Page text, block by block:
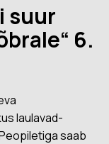
suur
6.
laulavad-
saab